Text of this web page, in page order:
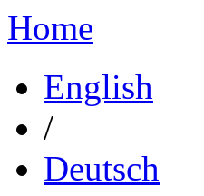
Home
English
/
Deutsch